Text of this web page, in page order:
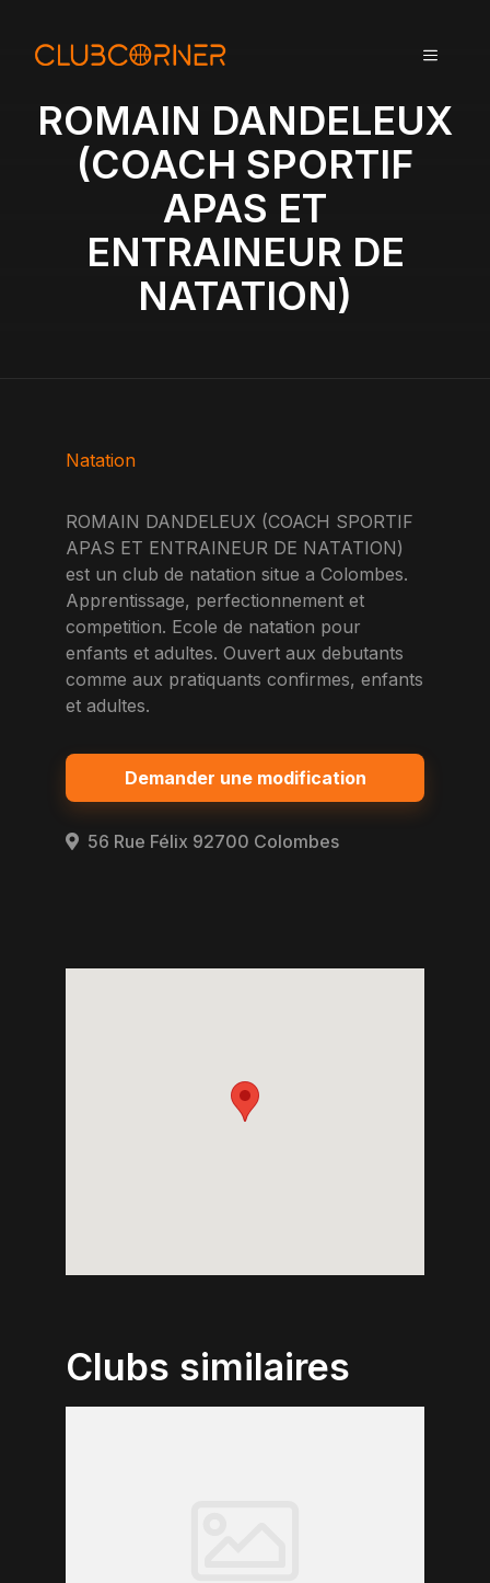
MENU
ROMAIN DANDELEUX
(COACH SPORTIF
APAS ET
ENTRAINEUR DE
NATATION)
Natation
ROMAIN DANDELEUX (COACH SPORTIF
APAS ET ENTRAINEUR DE NATATION)
est un club de natation situe a Colombes.
Apprentissage, perfectionnement et
competition. Ecole de natation pour
enfants et adultes. Ouvert aux debutants
comme aux pratiquants confirmes, enfants
et adultes.
Demander une modification
56 Rue Félix 92700 Colombes
Clubs similaires